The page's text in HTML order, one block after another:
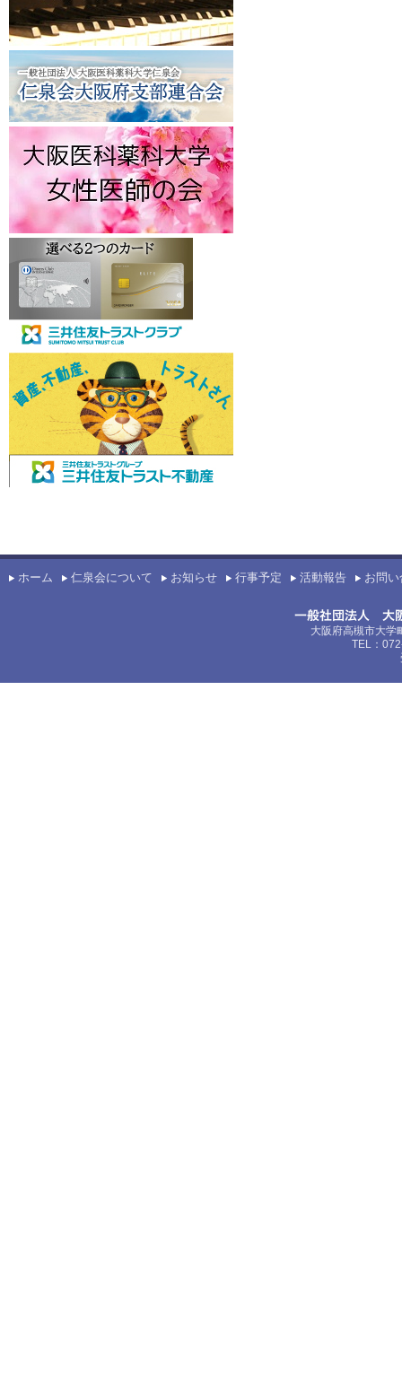
ホーム 仁泉会について お知らせ 行事予定 活動報告 お問
大阪府高槻市大学
TEL：